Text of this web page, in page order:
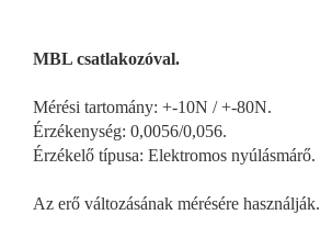
MBL csatlakozóval.
Mérési tartomány: +-10N / +-80N.
Érzékenység: 0,0056/0,056.
Érzékelő típusa: Elektromos nyúlásmárő.
Az erő változásának mérésére használják.